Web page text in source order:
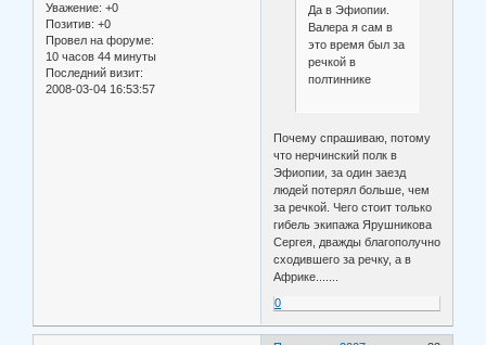
Уважение: +0
Позитив: +0
Провел на форуме:
10 часов 44 минуты
Последний визит:
2008-03-04 16:53:57
Да в Эфиопии.
Валера я сам в
это время был за
речкой в
полтиннике
Почему спрашиваю, потому
что нерчинский полк в
Эфиопии, за один заезд
людей потерял больше, чем
за речкой. Чего стоит только
гибель экипажа Ярушникова
Сергея, дважды благополучно
сходившего за речку, а в
Африке.......
0